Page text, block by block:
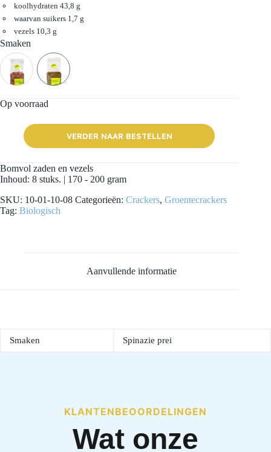
koolhydraten 43,8 g
waarvan suikers 1,7 g
vezels 10,3 g
Smaken
Op voorraad
VERDER NAAR BESTELLEN
Bomvol zaden en vezels
Inhoud: 8 stuks. | 170 - 200 gram
SKU: 10-01-10-08 Categorieën: Crackers, Groentecrackers
Tag: Biologisch
Aanvullende informatie
Smaken Spinazie prei
KLANTENBEOORDELINGEN
Wat onze